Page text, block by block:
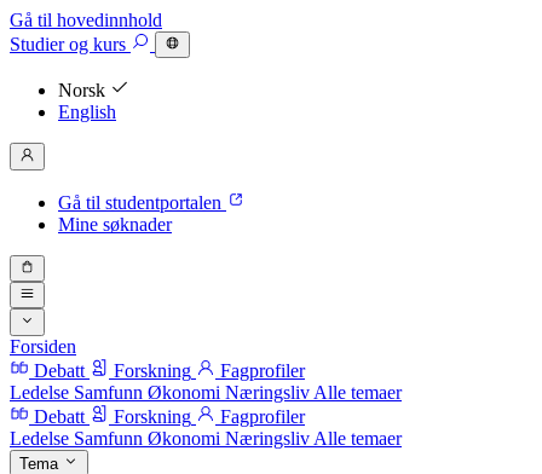
Gå til hovedinnhold
Studierog kurs
Norsk
English
Gå til studentportalen
Mine søknader
Forsiden
Debatt
Forskning
Fagprofiler
Ledelse Samfunn Økonomi Næringsliv Alle temaer
Debatt
Forskning
Fagprofiler
Ledelse Samfunn Økonomi Næringsliv Alle temaer
Tema